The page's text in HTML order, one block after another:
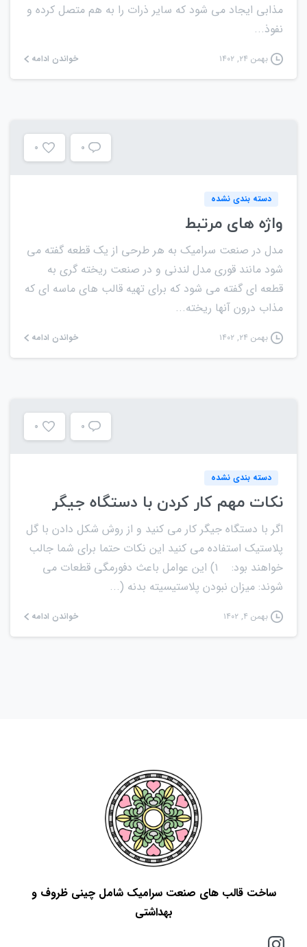
مذابی ایجاد می شود که سایر ذرات را به هم متصل کرده و
نفوذ...
بهمن ۲۴, ۱۴۰۲ خواندن ادامه
0
0
دسته بندی نشده
واژه های مرتبط
مدل در صنعت سرامیک به هر طرحی از یک قطعه گفته می
شود مانند قوری مدل لندنی و در صنعت ریخته گری به
قطعه ای گفته می شود که برای تهیه قالب های ماسه ای که
مذاب درون آنها ریخته...
بهمن ۲۴, ۱۴۰۲ خواندن ادامه
0
0
دسته بندی نشده
نکات مهم کار کردن با دستگاه جیگر
اگر با دستگاه جیگر کار می کنید و از روش شکل دادن با گل
پلاستیک استفاده می کنید این نکات حتما برای شما جالب
خواهند بود: ۱) این عوامل باعث دفورمگی قطعات می
شوند: میزان نبودن پلاستیسیته بدنه (...
بهمن ۴, ۱۴۰۲ خواندن ادامه
ساخت قالب های صنعت سرامیک شامل چینی ظروف و
بهداشتی